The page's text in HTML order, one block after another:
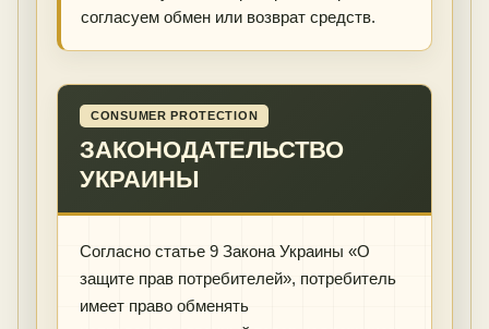
согласуем обмен или возврат средств.
CONSUMER PROTECTION
ЗАКОНОДАТЕЛЬСТВО
УКРАИНЫ
Согласно статье 9 Закона Украины «О
защите прав потребителей», потребитель
имеет право обменять